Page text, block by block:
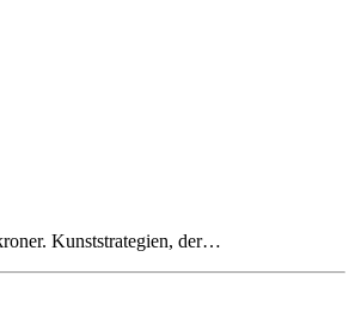
Kunststrategien, der…